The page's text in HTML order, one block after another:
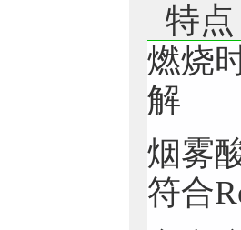
特点
燃烧
解
烟雾
符合